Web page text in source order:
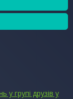
у групі друзів у